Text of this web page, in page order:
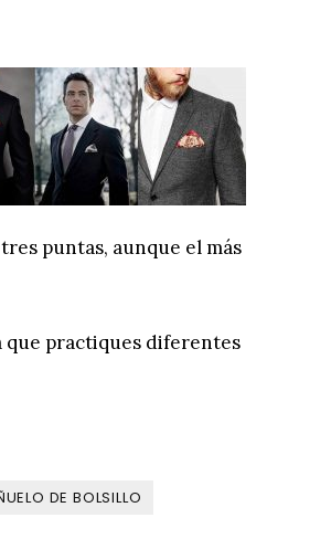
puntas, aunque el más
que practiques diferentes
DE BOLSILLO